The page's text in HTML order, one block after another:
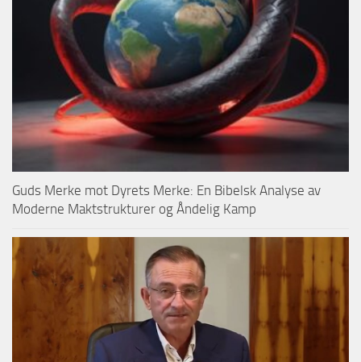
Guds Merke mot Dyrets Merke: En Bibelsk Analyse av
Moderne Maktstrukturer og Åndelig Kamp